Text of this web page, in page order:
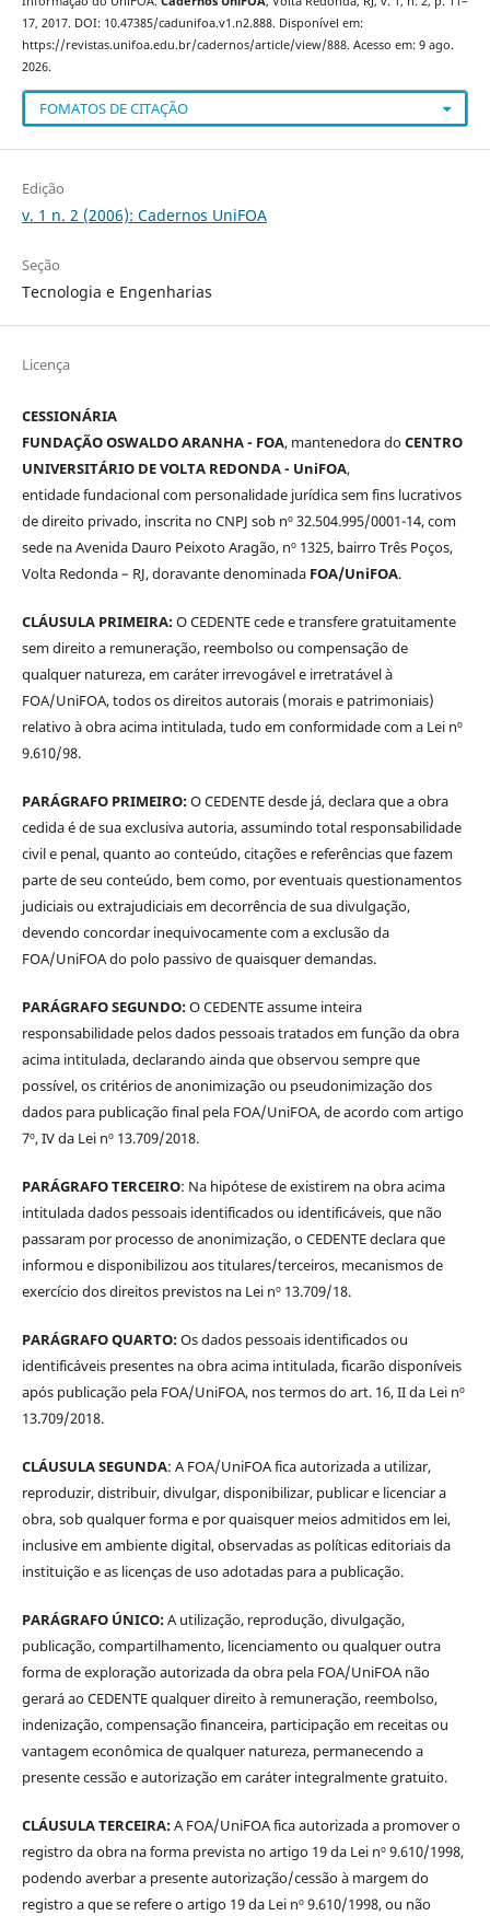
17, 2017. DOI: 10.47385/cadunifoa.v1.n2.888. Disponível em:
https://revistas.unifoa.edu.br/cadernos/article/view/888. Acesso em: 9 ago.
2026.
FOMATOS DE CITAÇÃO
Edição
v. 1 n. 2 (2006): Cadernos UniFOA
Seção
Tecnologia e Engenharias
Licença
CESSIONÁRIA
FUNDAÇÃO OSWALDO ARANHA - FOA, mantenedora doCENTRO
UNIVERSITÁRIO DE VOLTA REDONDA - UniFOA,
entidade fundacional com personalidade jurídica sem fins lucrativos
de direito privado, inscrita no CNPJ sob nº 32.504.995/0001-14, com
sede na Avenida Dauro Peixoto Aragão, nº 1325, bairro Três Poços,
Volta Redonda – RJ, doravante denominada FOA/UniFOA.
CLÁUSULA PRIMEIRA:O CEDENTE cede e transfere gratuitamente
sem direito a remuneração, reembolso ou compensação de
qualquer natureza, em caráter irrevogável e irretratável à
FOA/UniFOA, todos os direitos autorais (morais e patrimoniais)
relativo à obra acima intitulada, tudo em conformidade com a Lei nº
9.610/98.
PARÁGRAFO PRIMEIRO:O CEDENTE desde já, declara que a obra
cedida é de sua exclusiva autoria, assumindo total responsabilidade
civil e penal, quanto ao conteúdo, citações e referências que fazem
parte de seu conteúdo, bem como, por eventuais questionamentos
judiciais ou extrajudiciais em decorrência de sua divulgação,
devendo concordar inequivocamente com a exclusão da
FOA/UniFOA do polo passivo de quaisquer demandas.
PARÁGRAFO SEGUNDO:O CEDENTE assume inteira
responsabilidade pelos dados pessoais tratados em função da obra
acima intitulada, declarando ainda que observou sempre que
possível, os critérios de anonimização ou pseudonimização dos
dados para publicação final pela FOA/UniFOA, de acordo com artigo
7º, IV da Lei nº 13.709/2018.
PARÁGRAFO TERCEIRO: Na hipótese de existirem na obra acima
intitulada dados pessoais identificados ou identificáveis, que não
passaram por processo de anonimização, o CEDENTE declara que
informou e disponibilizou aos titulares/terceiros, mecanismos de
exercício dos direitos previstos na Lei nº 13.709/18.
PARÁGRAFO QUARTO:Os dados pessoais identificados ou
identificáveis presentes na obra acima intitulada, ficarão disponíveis
após publicação pela FOA/UniFOA, nos termos do art. 16, II da Lei nº
13.709/2018.
CLÁUSULA SEGUNDA: A FOA/UniFOA fica autorizada a utilizar,
reproduzir, distribuir, divulgar, disponibilizar, publicar e licenciar a
obra, sob qualquer forma e por quaisquer meios admitidos em lei,
inclusive em ambiente digital, observadas as políticas editoriais da
instituição e as licenças de uso adotadas para a publicação.
PARÁGRAFO ÚNICO:A utilização, reprodução, divulgação,
publicação, compartilhamento, licenciamento ou qualquer outra
forma de exploração autorizada da obra pela FOA/UniFOA não
gerará ao CEDENTE qualquer direito à remuneração, reembolso,
indenização, compensação financeira, participação em receitas ou
vantagem econômica de qualquer natureza, permanecendo a
presente cessão e autorização em caráter integralmente gratuito.
CLÁUSULA TERCEIRA:A FOA/UniFOA fica autorizada a promover o
registro da obra na forma prevista no artigo 19 da Lei nº 9.610/1998,
podendo averbar a presente autorização/cessão à margem do
registro a que se refere o artigo 19 da Lei nº 9.610/1998, ou não